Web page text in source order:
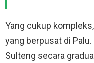
Yang cukup
yang berpusat di
Sulteng secara